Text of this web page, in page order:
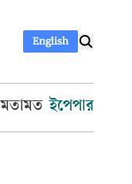
English
মতামত ইপেপার